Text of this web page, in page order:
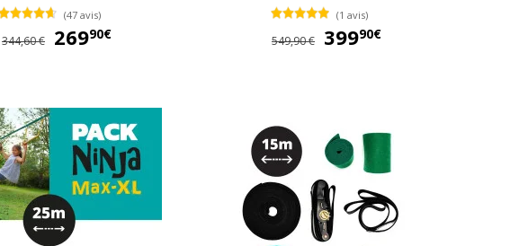
(47 avis)
344,60 € 26990€
(1 avis)
549,90 € 39990€